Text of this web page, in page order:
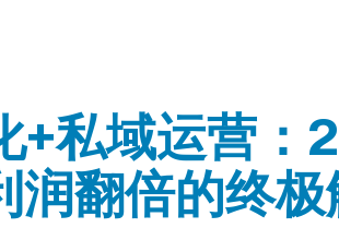
+私域运营：
润翻倍的终极